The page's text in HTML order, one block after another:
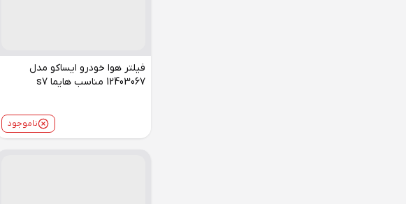
فیلتر هوا خودرو ایساکو مدل
12403067 مناسب هایما s7
ناموجود